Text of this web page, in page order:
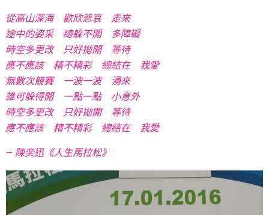
從高山深海 歡欣悲哀 走來
途中的姿采 總躲不開 多障礙
時空多更改 只好拋開 等待
應不應該 精不精彩 總結在 我愛
無數次競賽 一波一波 湧來
誰可躲得開 一點一點 小意外
時空多更改 只好拋開 等待
應不應該 精不精彩 總結在 我愛
— 陳奕迅《人生馬拉松》